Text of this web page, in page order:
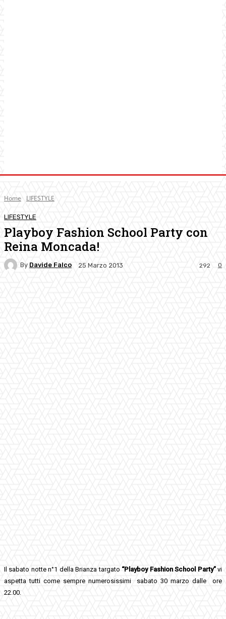
Home LIFESTYLE
LIFESTYLE
Playboy Fashion School Party con
Reina Moncada!
By Davide Falco 25 Marzo 2013 0
292
Il sabato notte n°1 della Brianza targato “Playboy Fashion School Party”vi
aspetta tutti come sempre numerosissimi sabato 30 marzo dalle ore
22.00.